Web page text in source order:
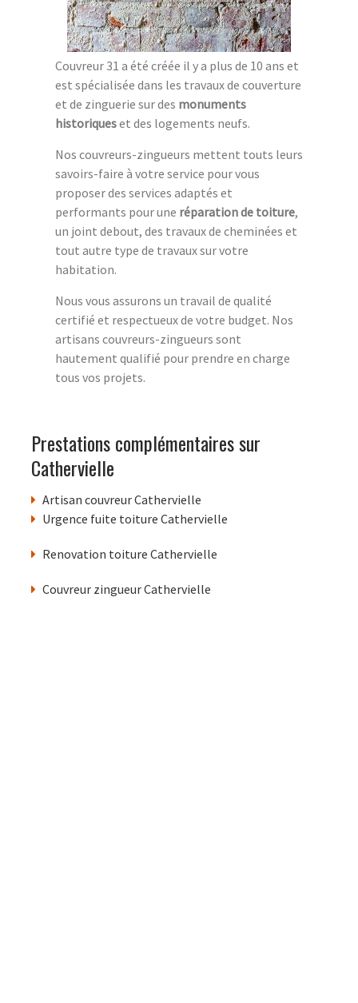
Couvreur 31 a été créée il y a plus de 10 ans et
est spécialisée dans les travaux de couverture
et de zinguerie sur des monuments
historiqueset des logements neufs.
Nos couvreurs-zingueurs mettent touts leurs
savoirs-faire à votre service pour vous
proposer des services adaptés et
performants pour une réparation de toiture,
un joint debout, des travaux de cheminées et
tout autre type de travaux sur votre
habitation.
Nous vous assurons un travail de qualité
certifié et respectueux de votre budget. Nos
artisans couvreurs-zingueurs sont
hautement qualifié pour prendre en charge
tous vos projets.
Prestations complémentaires sur
Cathervielle
Artisan couvreur Cathervielle
Urgence fuite toiture Cathervielle
Renovation toiture Cathervielle
Couvreur zingueur Cathervielle